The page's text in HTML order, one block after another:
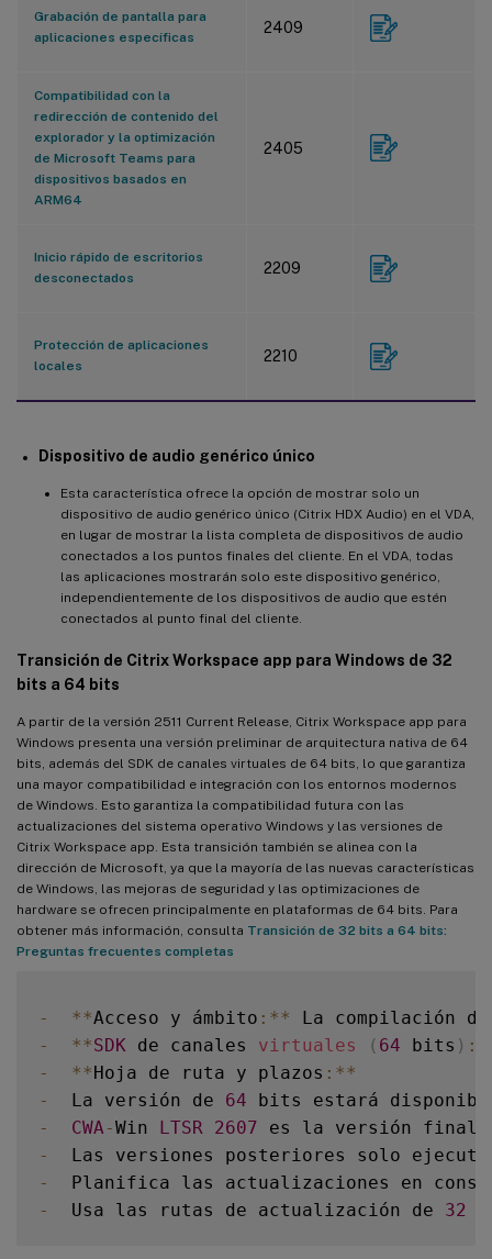
Grabación de pantalla para
aplicaciones específicas
2409
Compatibilidad con la
redirección de contenido del
explorador y la optimización
de Microsoft Teams para
dispositivos basados en
ARM64
2405
Inicio rápido de escritorios
desconectados
2209
Protección de aplicaciones
locales
2210
Dispositivo de audio genérico único
Esta característica ofrece la opción de mostrar solo un
dispositivo de audio genérico único (Citrix HDX Audio) en el VDA,
en lugar de mostrar la lista completa de dispositivos de audio
conectados a los puntos finales del cliente. En el VDA, todas
las aplicaciones mostrarán solo este dispositivo genérico,
independientemente de los dispositivos de audio que estén
conectados al punto final del cliente.
Transición de Citrix Workspace app para Windows de 32
bits a 64 bits
A partir de la versión 2511 Current Release, Citrix Workspace app para
Windows presenta una versión preliminar de arquitectura nativa de 64
bits, además del SDK de canales virtuales de 64 bits, lo que garantiza
una mayor compatibilidad e integración con los entornos modernos
de Windows. Esto garantiza la compatibilidad futura con las
actualizaciones del sistema operativo Windows y las versiones de
Citrix Workspace app. Esta transición también se alinea con la
dirección de Microsoft, ya que la mayoría de las nuevas características
de Windows, las mejoras de seguridad y las optimizaciones de
hardware se ofrecen principalmente en plataformas de 64 bits. Para
obtener más información, consulta Transición de 32 bits a 64 bits:
Preguntas frecuentes completas
- **Acceso y ámbito : **
La compilación
-
**SDK de canales virtuales ( 64 bits ) :
-
**Hoja de ruta y plazos : **
-
  La versión de
64 bits estará
-
CWA -Win LTSR 2607 es la versión final
-
Las versiones posteriores solo
-
Planifica las actualizaciones en
-
  Usa las rutas de actualización de
32